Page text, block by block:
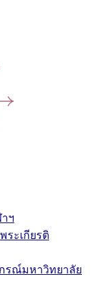
ฯ
ระเกียรติ
รณ์มหาวิทยาลัย